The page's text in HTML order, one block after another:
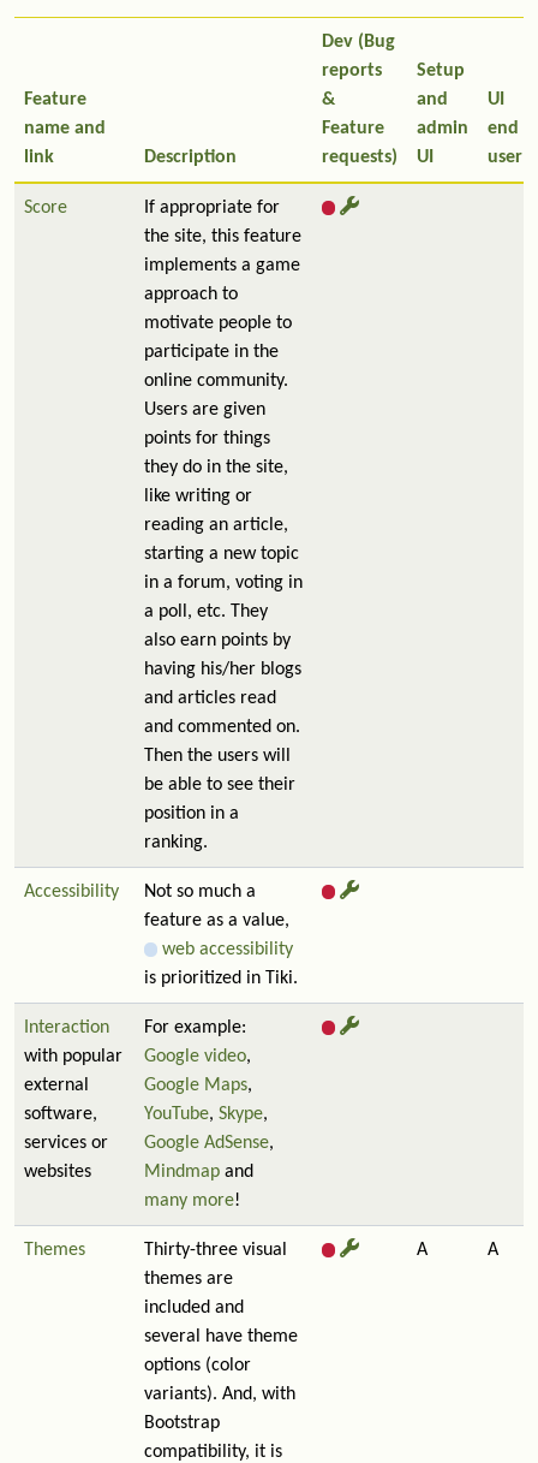
Feature
name and
link
Description
Dev (Bug
reports
&
Feature
requests)
Setup
and
admin
UI
UI
end
user
Score
If appropriate for
the site, this feature
implements a game
approach to
motivate people to
participate in the
online community.
Users are given
points for things
they do in the site,
like writing or
reading an article,
starting a new topic
in a forum, voting in
a poll, etc. They
also earn points by
having his/her blogs
and articles read
and commented on.
Then the users will
be able to see their
position in a
ranking.
Accessibility
Not so much a
feature as a value,
web accessibility
is prioritized in Tiki.
Interaction
with popular
external
software,
services or
websites
For example:
Google video,
Google Maps,
YouTube, Skype,
Google AdSense,
Mindmap and
many more!
Themes
Thirty-three visual
themes are
included and
several have theme
options (color
variants). And, with
Bootstrap
compatibility, it is
A A